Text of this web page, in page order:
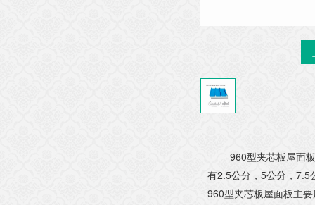
960型夹芯板屋面板 温
有2.5公分，5公分
960型夹芯板屋面板主